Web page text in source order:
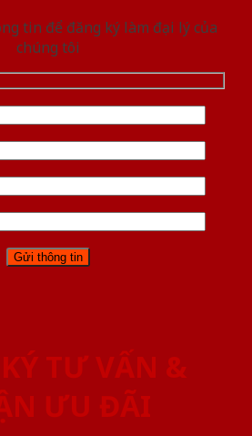
tin để đăng ký làm đại lý của
chúng tôi
TƯ VẤN &
ƯU ĐÃI